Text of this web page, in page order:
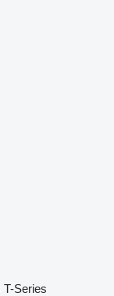
T-Series